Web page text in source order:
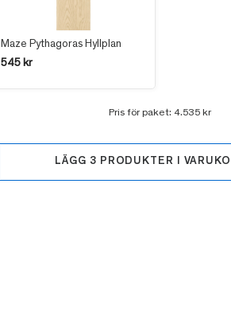
Maze Pythagoras Hyllplan
545 kr
Pris för paket: 4.535 kr
LÄGG 3 PRODUKTER I